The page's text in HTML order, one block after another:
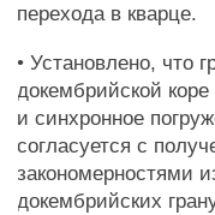
перехода в кварце.
• Установлено, что
докембрийской
и синхронное
согласуется с
закономерностями
докембрийских